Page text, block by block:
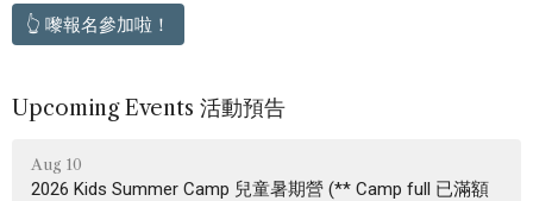
👆 嚟報名參加啦！
Upcoming Events 活動預告
Aug 10
2026 Kids Summer Camp 兒童暑期營 (** Camp full 已滿額